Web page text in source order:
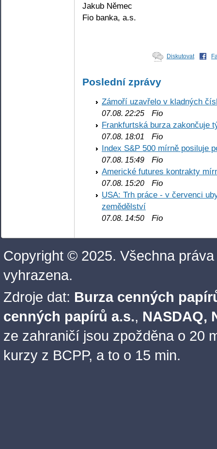
Jakub Němec
Fio banka, a.s.
Diskutovat
Poslední zprávy
Zámoří uzavřelo v kladných
07.08. 22:25 Fio
Frankfurtská burza zakončuje
07.08. 18:01
Fio
Index S&P 500 mírně posiluje
07.08. 15:49 Fio
Americké futures kontrakty
07.08. 15:20 Fio
USA: Trh práce - v červenci
zemědělství
07.08. 14:50 Fio
Copyright © 2025. Všechna práva
vyhrazena.
Zdroje dat: Burza cenných
cenných papírů a.s., NASDAQ,
ze zahraničí jsou zpožděna o 20
kurzy z BCPP, a to o 15 min.